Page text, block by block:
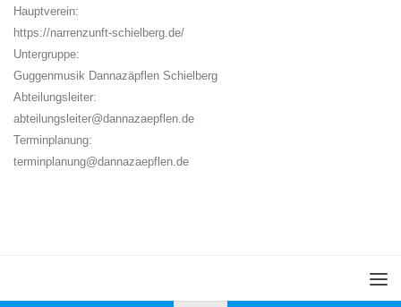
Hauptverein:
https://narrenzunft-schielberg.de/
Untergruppe:
Guggenmusik Dannazäpflen Schielberg
Abteilungsleiter:
abteilungsleiter@dannazaepflen.de
Terminplanung:
terminplanung@dannazaepflen.de